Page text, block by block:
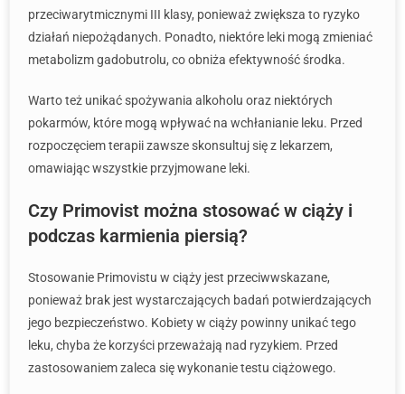
przeciwarytmicznymi III klasy, ponieważ zwiększa to ryzyko
działań niepożądanych. Ponadto, niektóre leki mogą zmieniać
metabolizm gadobutrolu, co obniża efektywność środka.
Warto też unikać spożywania alkoholu oraz niektórych
pokarmów, które mogą wpływać na wchłanianie leku. Przed
rozpoczęciem terapii zawsze skonsultuj się z lekarzem,
omawiając wszystkie przyjmowane leki.
Czy Primovist można stosować w ciąży i
podczas karmienia piersią?
Stosowanie Primovistu w ciąży jest przeciwwskazane,
ponieważ brak jest wystarczających badań potwierdzających
jego bezpieczeństwo. Kobiety w ciąży powinny unikać tego
leku, chyba że korzyści przeważają nad ryzykiem. Przed
zastosowaniem zaleca się wykonanie testu ciążowego.